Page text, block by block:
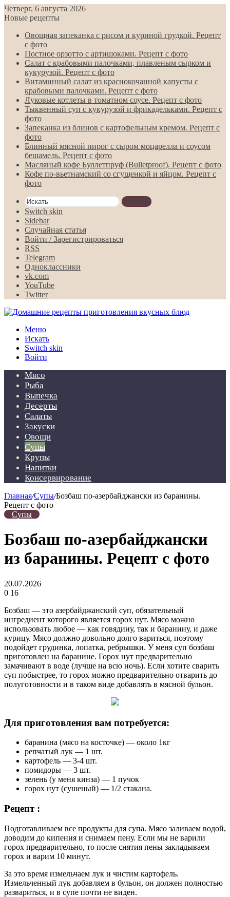
Четверг, 6 августа 2026
Новые рецепты
Овощная запеканка с рисом и куриной грудкой. Рецепт
с фото
Постное орзотто с артишоками. Рецепт с фото
Салат с крабовыми палочками, плавленым сырком и
кукурузой. Рецепт с фото
Витаминный салат из краснокочанной капусты с
крабовыми палочками. Рецепт с фото
Луковые котлеты в томатном соусе. Рецепт с фото
Тыквенный суп с кукурузой и фрикадельками. Рецепт с
фото
Запеканка из блинов с картофельным кремом. Рецепт с
фото
Блинный мясной пирог с сыром моцарелла и соусом
бешамель. Рецепт с фото
Масляный кофе Буллетпруф (Bulletproof). Рецепт с фото
Кофе по-вьетнамский со сгущенкой и яйцом. Рецепт с
фото
Искать
Switch skin
Sidebar
Случайная статья
Войти / Зарегистрироваться
RSS
Telegram
Одноклассники
vk.com
YouTube
Twitter
Меню
Искать
Switch skin
Войти
Мясо
Рыба
Выпечка
Десерты
Салаты
Закуски
Овощи
Супы
Крупы
Напитки
Консервирование
Главная/Супы/Бозбаш по-азербайджански из баранины.
Рецепт с фото
Супы
Бозбаш по-азербайджански
из баранины. Рецепт с фото
20.07.2026
0 16
Бозбаш — это азербайджанский суп, обязательный
ингредиент которого является горох нут. Мясо можно
использовать любое — как говядину, так и баранину, и даже
курицу. Мясо должно довольно долго вариться, поэтому
подойдет грудинка, лопатка, ребрышки. У меня суп бозбаш
приготовлен на баранине. Горох нут предварительно
замачивают в воде (лучше на всю ночь). Если хотите сварить
суп побыстрее, то горох можно предварительно отварить до
полуготовности и в таком виде добавлять в мясной бульон.
Для приготовления вам потребуется:
баранина (мясо на косточке) — около 1кг
репчатый лук — 1 шт.
картофель — 3-4 шт.
помидоры — 3 шт.
зелень (у меня кинза) — 1 пучок
горох нут (сушеный) — 1/2 стакана.
Рецепт :
Подготавливаем все продукты для супа. Мясо заливаем водой,
доводим до кипения и снимаем пену. Если мы не варили
горох предварительно, то после снятия пены закладываем
горох и варим 10 минут.
За это время измельчаем лук и чистим картофель.
Измельченный лук добавляем в бульон, он должен полностью
развариться, и в супе почти не виден.